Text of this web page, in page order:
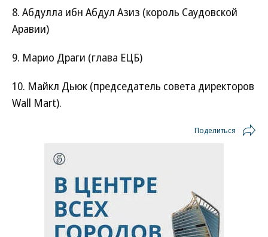
8. Абдулла ибн Абдул Азиз (король Саудовской
Аравии)
9. Марио Драги (глава ЕЦБ)
10. Майкл Дьюк (председатель совета директоров
Wall Mart).
Поделиться